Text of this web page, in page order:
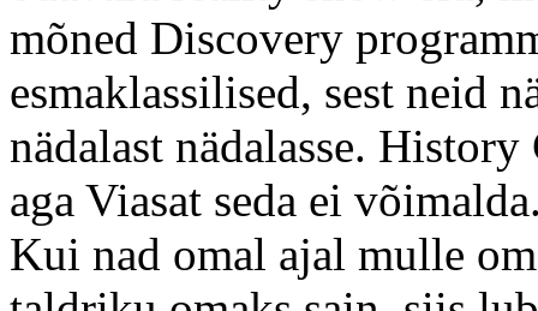
mõned Discovery
esmaklassilised, sest neid
nädalast nädalasse.
aga Viasat seda ei
Kui nad omal ajal mulle